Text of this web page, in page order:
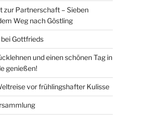
zur Partnerschaft – Sieben
Weg nach Göstling
Gottfrieds
und einen schönen Tag in
genießen!
vor frühlingshafter Kulisse